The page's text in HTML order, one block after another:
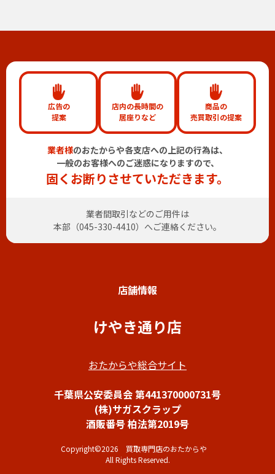
広告の
提案
店内の長時間の
居座りなど
商品の
売買取引の提案
業者様のおたからや各支店への上記の行為は、
一般のお客様へのご迷惑になりますので、
固くお断りさせていただきます。
業者間取引などのご用件は
本部（045-330-4410）へご連絡ください。
店舗情報
けやき通り店
おたからや総合サイト
千葉県公安委員会 第441370000731号
(株)サガスクラップ
酒販番号 柏法第2019号
Copyright©2026 買取専門店のおたからや
All Rights Reserved.